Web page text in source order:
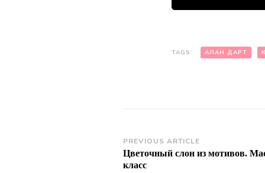
TAGS: АЛАН ДАРТ
Post
Navigation
PREVIOUS ARTICLE
Цветочный слон из мотивов.
класс